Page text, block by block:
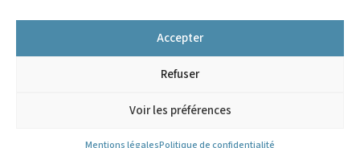
Accepter
Refuser
Voir les préférences
Mentions légalesPolitique de confidentialité
